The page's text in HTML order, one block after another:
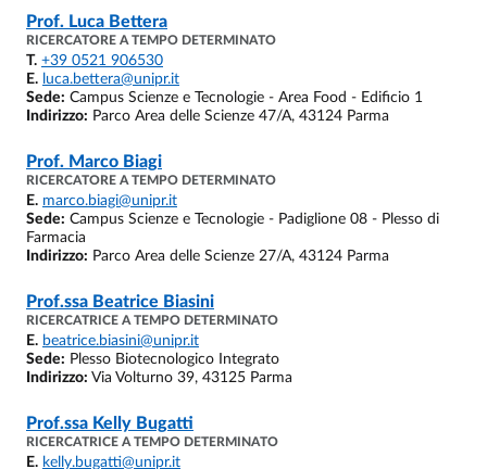
Prof. Luca Bettera
RICERCATORE A TEMPO DETERMINATO
T. +39 0521 906530
E. luca.bettera@unipr.it
Sede: Campus Scienze e Tecnologie - Area Food - Edificio 1
Indirizzo: Parco Area delle Scienze 47/A, 43124 Parma
Prof. Marco Biagi
RICERCATORE A TEMPO DETERMINATO
E. marco.biagi@unipr.it
Sede: Campus Scienze e Tecnologie - Padiglione 08 - Plesso di
Farmacia
Indirizzo: Parco Area delle Scienze 27/A, 43124 Parma
Prof.ssa Beatrice Biasini
RICERCATRICE A TEMPO DETERMINATO
E. beatrice.biasini@unipr.it
Sede: Plesso Biotecnologico Integrato
Indirizzo: Via Volturno 39, 43125 Parma
Prof.ssa Kelly Bugatti
RICERCATRICE A TEMPO DETERMINATO
E. kelly.bugatti@unipr.it